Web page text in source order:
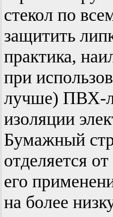
стекол по
защитить
практика,
при
лучше) ПВХ-
изоляции
Бумажный
отделяется
его
на более